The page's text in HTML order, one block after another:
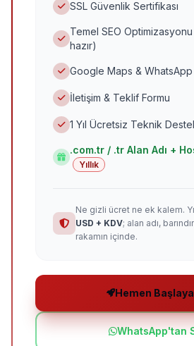
SSL Güvenlik Sertifikası
Temel SEO
hazır)
Google Maps &
İletişim & Teklif Formu
1 Yıl Ücretsiz Teknik
.com.tr / .tr Alan Adı +
Yıllık
Ne gizli ücret ne ek kalem.
USD + KDV; alan adı,
rakamın içinde.
Hemen
WhatsApp'tan